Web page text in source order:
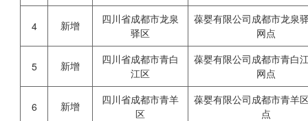
4 新增
四川省成都市龙泉
驿区
葆婴有限公司成都市龙泉
网点
5 新增
四川省成都市青白
江区
葆婴有限公司成都市青白
网点
6 新增
四川省成都市青羊
区
葆婴有限公司成都市青羊
点